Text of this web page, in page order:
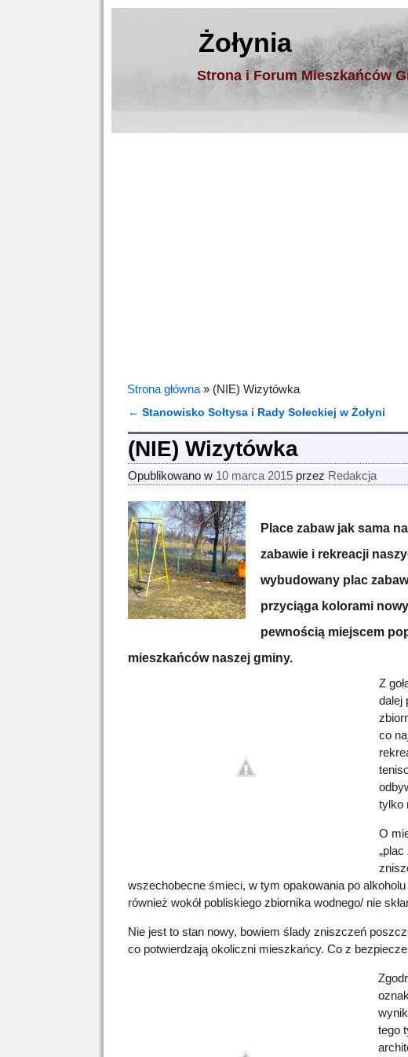
Żołynia
Strona i Forum Mieszkańców
Strona główna » (NIE) Wizytówka
Nawigacja
← Stanowisko Sołtysa i Rady Sołeckiej w Żołyni
(NIE) Wizytówka
Opublikowano w 10 marca 2015 przez Redakcja
Place zabaw jak sama
zabawie i rekreacji
wybudowany plac
przyciąga kolorami
pewnością miejscem
mieszkańców naszej gminy.
Z
dalej
co
tylko
O
wszechobecne śmieci, w tym opakowania po
również wokół pobliskiego zbiornika wodnego/ nie
Nie jest to stan nowy, bowiem ślady zniszczeń
co potwierdzają okoliczni mieszkańcy. Co z
tego